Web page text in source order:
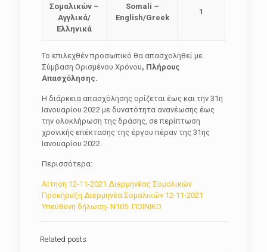
Σομαλικών –
Αγγλικά/
Ελληνικά
Somali –
English/Greek
1
Το επιλεχθέν προσωπικό θα απασχοληθεί με
Σύμβαση Ορισμένου Χρόνου, Πλήρους
Απασχόλησης.
Η διάρκεια απασχόλησης ορίζεται έως και την 31η
Ιανουαρίου 2022 με δυνατότητα ανανέωσης έως
την ολοκλήρωση της δράσης, σε περίπτωση
χρονικής επέκτασης της έργου πέραν της 31ης
Ιανουαρίου 2022.
Περισσότερα:
Αίτηση 12-11-2021 Διερμηνέας Σομαλικών
Προκήρυξη Διερμηνέα Σομαλικών 12-11-2021
Υπεύθυνη δήλωση- Ν105. ΠΟΙΝΙΚΟ
Related posts